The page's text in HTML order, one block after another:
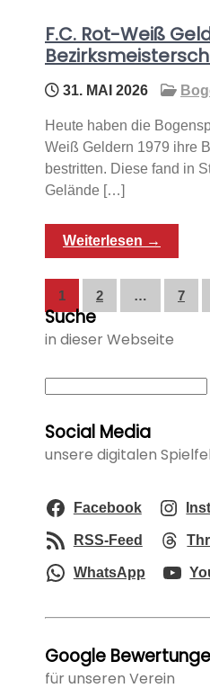
F.C. Rot-Weiß
31. MAI 2026
Heute haben die
Weiß Geldern 1979 ihre
bestritten. Diese fand in
Gelände […]
Weiterlesen →
der
Beiträge
1 2 … 7
Suche
in dieser Webseite
Social Media
unsere digitalen
Facebook
RSS-Feed
WhatsApp
Google
für unseren Verein